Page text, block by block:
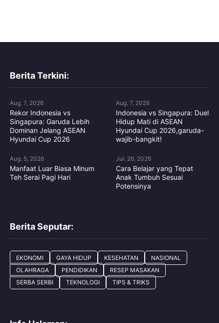
Berita Terkini:
Aug. 7, 2026
Rekor Indonesia vs
Singapura: Garuda Lebih
Dominan Jelang ASEAN
Hyundai Cup 2026
Aug. 7, 2026
Indonesia vs Singapura: Duel
Hidup Mati di ASEAN
Hyundai Cup 2026,garuda-
wajib-bangkit!
Aug. 5, 2026
Manfaat Luar Biasa Minum
Teh Serai Pagi Hari
Jul. 26, 2026
Cara Belajar yang Tepat
Anak Tumbuh Sesuai
Potensinya
Berita Seputar:
EKONOMI GAYA HIDUP KESEHATAN
NASIONAL
OLAHRAGA
PENDIDIKAN
RESEP MASAKAN
SERBA SERBI
TEKNOLOGI TIPS & TRIKS